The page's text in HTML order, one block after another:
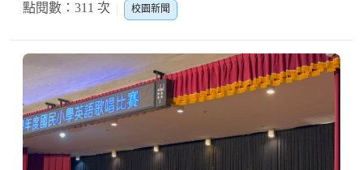
點閱數：311 次
校園新聞